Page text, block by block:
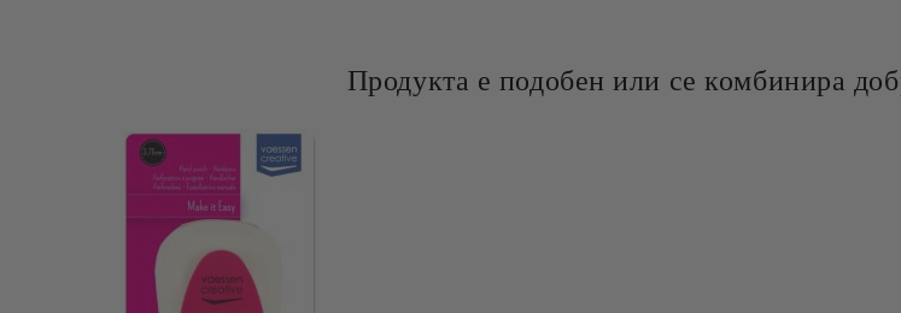
Продукта е подобен или се комбинира